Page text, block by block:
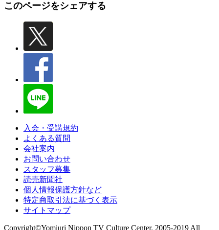
このページをシェアする
入会・受講規約
よくある質問
会社案内
お問い合わせ
スタッフ募集
読売新聞社
個人情報保護方針など
特定商取引法に基づく表示
サイトマップ
Copyright©Yomiuri Nippon TV Culture Center. 2005-2019 All